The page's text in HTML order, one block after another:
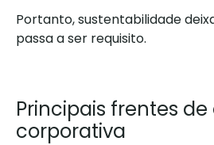
Portanto, sustentabilidade
passa a ser requisito.
Principais frentes
corporativa